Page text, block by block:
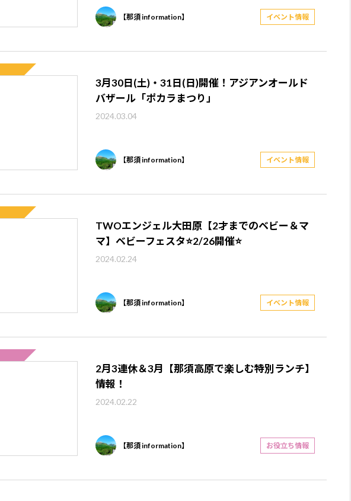
【那須 information】 イベント情報
3月30日(土)・31日(日)開催！アジアンオールド
バザール「ポカラまつり」
2024.03.04
【那須 information】 イベント情報
TWOエンジェル大田原【2才までのベビー＆マ
マ】ベビーフェスタ⭐2/26開催⭐
2024.02.24
【那須 information】 イベント情報
2月3連休＆3月【那須高原で楽しむ特別ランチ】
情報！
2024.02.22
【那須 information】 お役立ち情報